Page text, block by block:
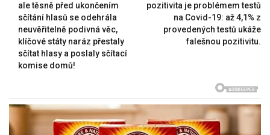
ale těsně před ukončením
sčítání hlasů se odehrála
neuvěřitelně podivná věc,
klíčové státy naráz přestaly
sčítat hlasy a poslaly sčítací
komise domů!
pozitivita je problémem testů
na Covid-19: až 4,1% z
provedených testů ukáže
falešnou pozitivitu.